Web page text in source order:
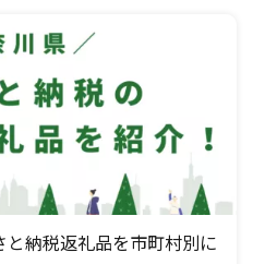
納税返礼品を市町村別に